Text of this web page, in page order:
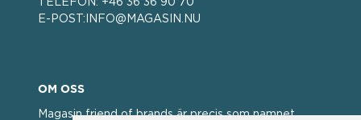
TELEFON: +46 36 36 90 70
E-POST: INFO@MAGASIN.NU
OM OSS
Magasin friend of brands är precis som namnet